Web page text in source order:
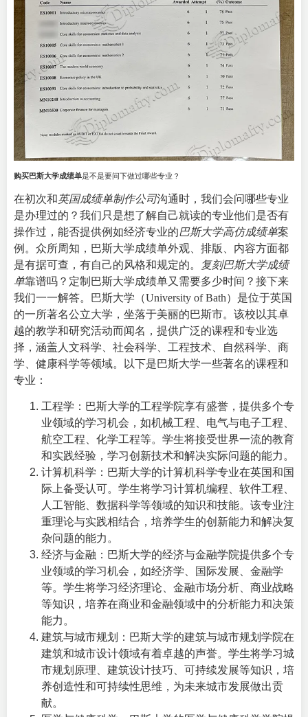
购买巴斯大学成绩单是不是要问下做过哪些专业？
在初次和英国成绩单制作公司沟通时，我们会问哪些专业
是办理过的？我们只是想了解自己就读的专业他们是否有
操作过，能否提供例如经济专业的巴斯大学高仿成绩单案
例。众所周知，巴斯大学成绩单外观、排版、内容方面都
是有据可查，有自己的风格和规定的。
复刻巴斯大学成绩
单靠谱吗？定制巴斯大学成绩单又需要多少时间？接下来
我们一一解答。巴斯大学（University of Bath）是位于英国
的一所著名公立大学，坐落于美丽的巴斯市。该校以其卓
越的教学和研究活动而闻名，提供广泛的课程和专业选
择，涵盖人文科学、社会科学、工程技术、自然科学、商
学、健康科学等领域。以下是巴斯大学一些著名的课程和
专业：
工程学：巴斯大学的工程学院享有盛誉，提供多个专
业领域的学习机会，如机械工程、电气与电子工程、
航空工程、化学工程等。学生将接受世界一流的教育
和实践经验，学习创新技术和解决实际问题的能力。
计算机科学：巴斯大学的计算机科学专业在英国和国
际上备受认可。学生将学习计算机编程、软件工程、
人工智能、数据科学等领域的知识和技能。该专业注
重理论与实践相结合，培养学生的创新能力和解决复
杂问题的能力。
经济与金融：巴斯大学的经济与金融学院提供多个专
业领域的学习机会，如经济学、国际发展、金融学
等。学生将学习经济理论、金融市场分析、商业战略
等知识，培养在商业和金融领域中的分析能力和决策
能力。
建筑与城市规划：巴斯大学的建筑与城市规划学院在
建筑和城市设计领域有着卓越的声誉。学生将学习城
市规划原理、建筑设计技巧、可持续发展等知识，培
养创造性和可持续性思维，为未来城市发展做出贡
献。